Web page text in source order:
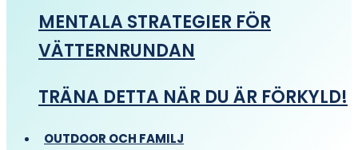
MENTALA STRATEGIER FÖR
VÄTTERNRUNDAN
TRÄNA DETTA NÄR DU ÄR FÖRKYLD!
OUTDOOR OCH FAMILJ